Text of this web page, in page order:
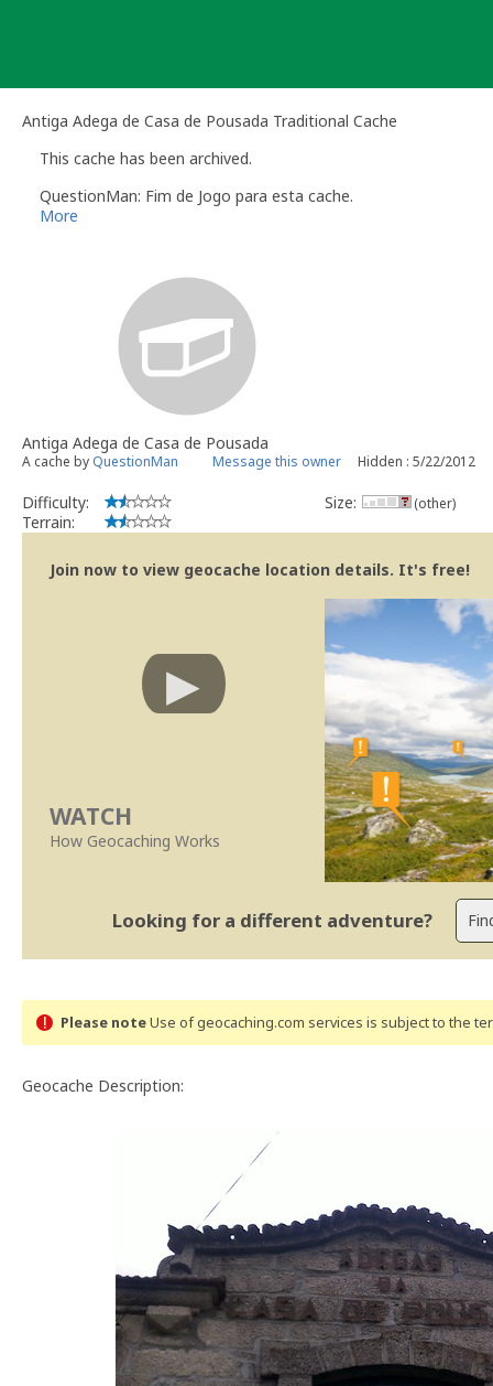
Antiga Adega de Casa de Pousada Traditional Cache
This cache has been archived.
QuestionMan: Fim de Jogo para esta cache.
More
Antiga Adega de Casa de Pousada
A cache by QuestionMan Message this owner Hidden : 5/22/2012
Difficulty:
Terrain:
Size: (other)
Join now to view geocache location details. It's free!
WATCH
How Geocaching Works
Looking for a different adventure?
Please noteUse of geocaching.com services is subject to the
Geocache Description: